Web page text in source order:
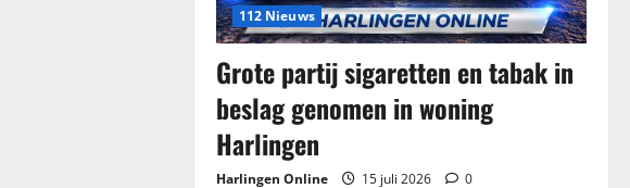
112 Nieuws
Grote partij sigaretten en tabak in
beslag genomen in woning
Harlingen
Harlingen Online 15 juli 2026 0